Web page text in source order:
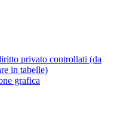
privato controllati (da
in tabelle)
grafica